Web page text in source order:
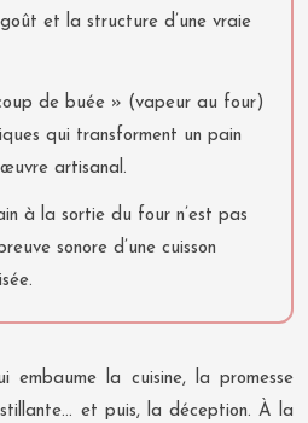
et la structure d’une vraie
de buée » (vapeur au four)
qui transforment un pain
artisanal.
à la sortie du four n’est pas
sonore d’une cuisson
embaume la cuisine, la promesse
et puis, la déception. À la